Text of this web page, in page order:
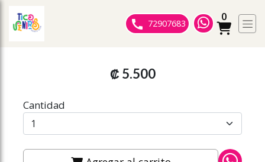
slideout menu. 72907683
0
₡ 5.500
Cantidad